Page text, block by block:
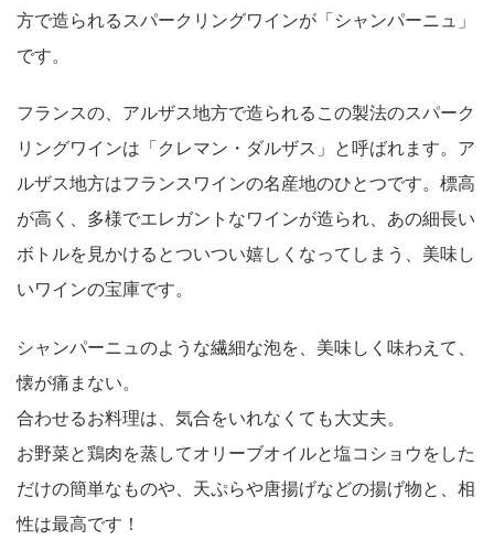
方で造られるスパークリングワインが「シャンパーニュ」
です。
フランスの、アルザス地方で造られるこの製法のスパーク
リングワインは「クレマン・ダルザス」と呼ばれます。ア
ルザス地方はフランスワインの名産地のひとつです。標高
が高く、多様でエレガントなワインが造られ、あの細長い
ボトルを見かけるとついつい嬉しくなってしまう、美味し
いワインの宝庫です。
シャンパーニュのような繊細な泡を、美味しく味わえて、
懐が痛まない。
合わせるお料理は、気合をいれなくても大丈夫。
お野菜と鶏肉を蒸してオリーブオイルと塩コショウをした
だけの簡単なものや、天ぷらや唐揚げなどの揚げ物と、相
性は最高です！